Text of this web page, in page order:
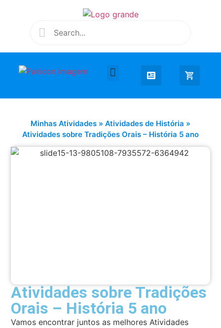
Minhas Atividades » Atividades de História »
Atividades sobre Tradições Orais – História 5 ano
Atividades sobre Tradições
Orais – História 5 ano
Vamos encontrar juntos as melhores Atividades